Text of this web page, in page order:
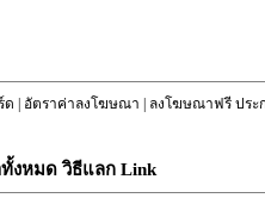
ด | อัตราค่าลงโฆษณา | ลงโฆษณาฟรี ประ
ทั้งหมด วิธีแลก Link